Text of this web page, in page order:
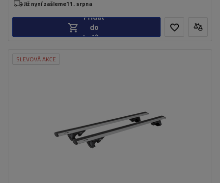
Již nyní zašleme11. srpna
Přidat
do
košíku
SLEVOVÁ AKCE